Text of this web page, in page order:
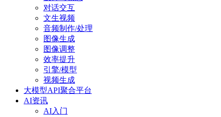
对话交互
文生视频
音频制作/处理
图像生成
图像调整
效率提升
引擎/模型
视频生成
大模型API聚合平台
AI资讯
AI入门